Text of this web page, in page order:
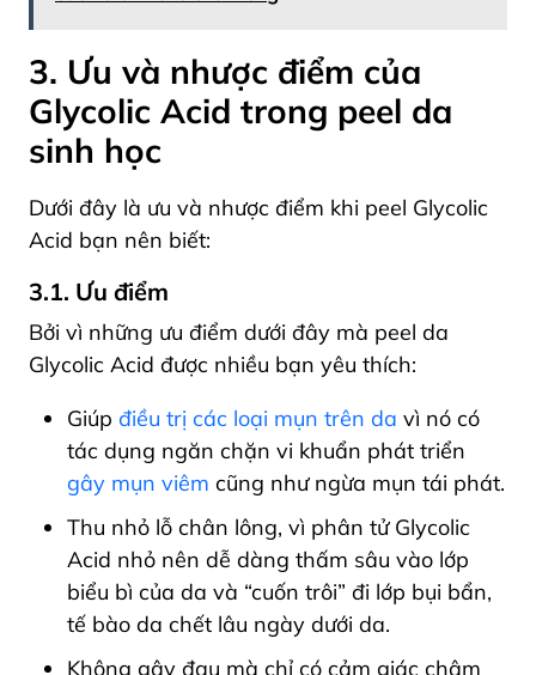
3. Ưu và nhược điểm của
Glycolic Acid trong peel da
sinh học
Dưới đây là ưu và nhược điểm khi peel Glycolic
Acid bạn nên biết:
3.1. Ưu điểm
Bởi vì những ưu điểm dưới đây mà peel da
Glycolic Acid được nhiều bạn yêu thích:
Giúp điều trị các loại mụn trên da vì nó có
tác dụng ngăn chặn vi khuẩn phát triển
gây mụn viêm cũng như ngừa mụn tái phát.
Thu nhỏ lỗ chân lông, vì phân tử Glycolic
Acid nhỏ nên dễ dàng thấm sâu vào lớp
biểu bì của da và “cuốn trôi” đi lớp bụi bẩn,
tế bào da chết lâu ngày dưới da.
Không gây đau mà chỉ có cảm giác châm